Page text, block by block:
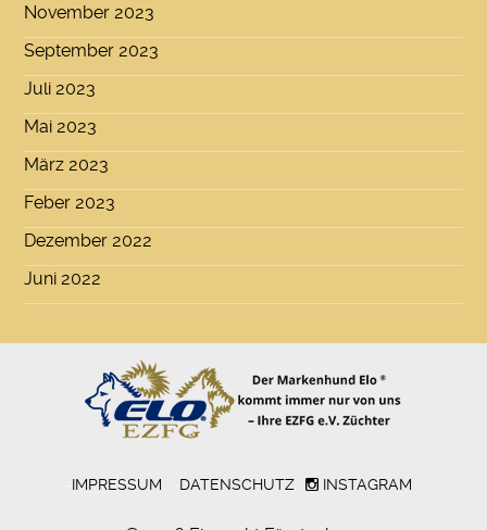
November 2023
September 2023
Juli 2023
Mai 2023
März 2023
Feber 2023
Dezember 2022
Juni 2022
IMPRESSUM DATENSCHUTZ INSTAGRAM